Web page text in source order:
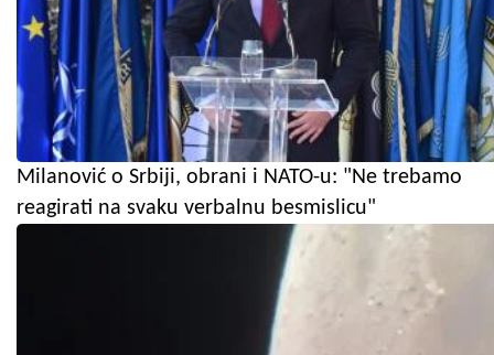
Milanović o Srbiji, obrani i NATO-u: "Ne trebamo
reagirati na svaku verbalnu besmislicu"